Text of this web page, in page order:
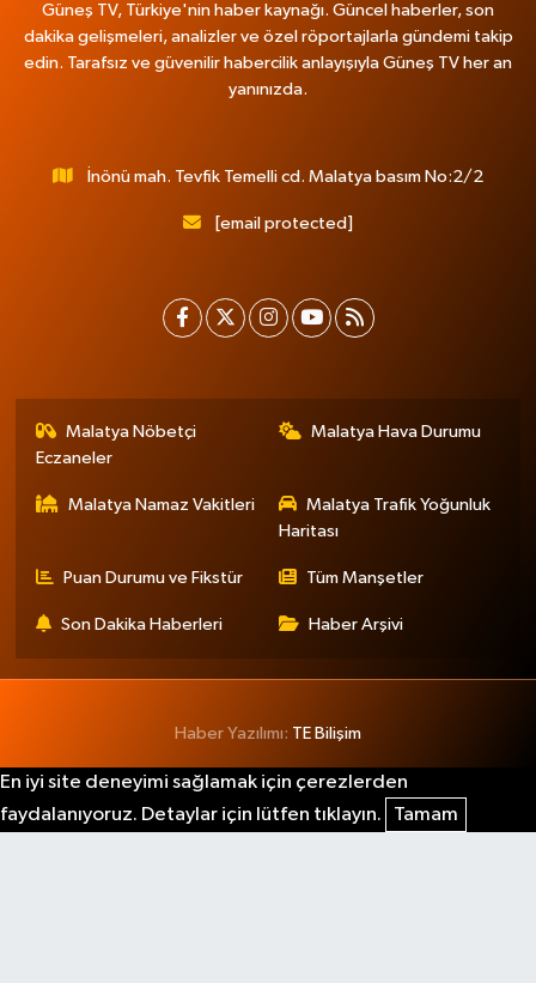
Güneş TV, Türkiye'nin haber kaynağı. Güncel haberler, son
dakika gelişmeleri, analizler ve özel röportajlarla gündemi takip
edin. Tarafsız ve güvenilir habercilik anlayışıyla Güneş TV her an
yanınızda.
İnönü mah. Tevfik Temelli cd. Malatya basım No:2/2
[email protected]
Malatya Nöbetçi
Eczaneler
Malatya Hava Durumu
Malatya Namaz Vakitleri
Malatya Trafik Yoğunluk
Haritası
Puan Durumu ve Fikstür Tüm Manşetler
Son Dakika Haberleri Haber Arşivi
Haber Yazılımı: TE Bilişim
En iyi site deneyimi sağlamak için çerezlerden
faydalanıyoruz. Detaylar için lütfen tıklayın.
Tamam